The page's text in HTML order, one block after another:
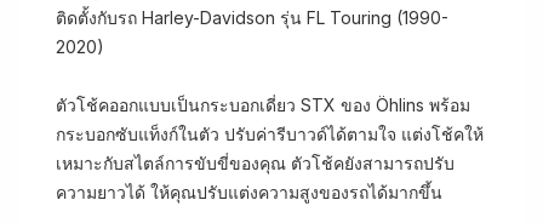
ติดตั้งกับรถ Harley-Davidson รุ่น FL Touring (1990-
2020)
ตัวโช้คออกแบบเป็นกระบอกเดี่ยว STX ของ Öhlins พร้อม
กระบอกซับแท็งก์ในตัว ปรับค่ารีบาวด์ได้ตามใจ แต่งโช้คให้
เหมาะกับสไตล์การขับขี่ของคุณ ตัวโช้คยังสามารถปรับ
ความยาวได้ ให้คุณปรับแต่งความสูงของรถได้มากขึ้น